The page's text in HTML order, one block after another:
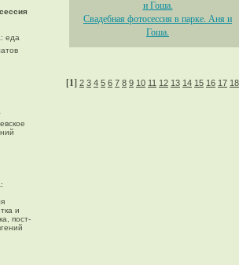
и
пост-
Свадебная фотосессия в парке. Аня и
Гоша.
[1] 2 3 4 5 6 7 8 9 10 11 12 13 14 15 16 17 18